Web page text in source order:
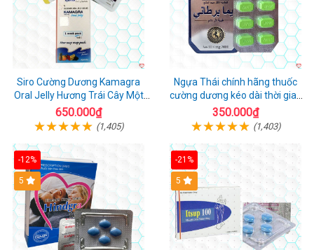
Siro Cường Dương Kamagra
Oral Jelly Hương Trái Cây Một
Hộp 7 Gói 100g
650.000₫
(1,405)
Ngựa Thái chính hãng thuốc
cường dương kéo dài thời gian
cho Nam hộp 10 viên
350.000₫
(1,403)
-12%
5
-21%
5